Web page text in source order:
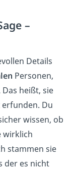
–
Details
Personen,
heißt, sie
Du
wissen, ob
wirklich
stammen sie
der es nicht